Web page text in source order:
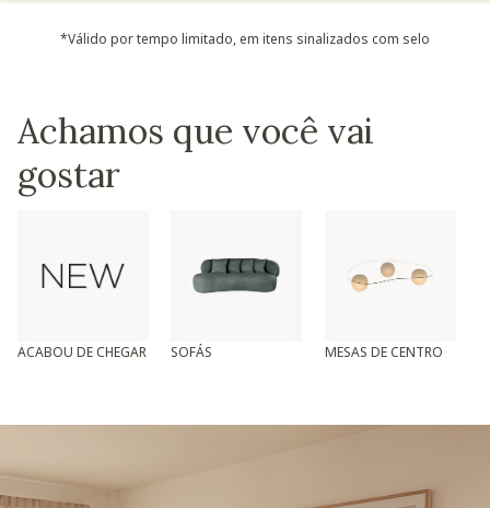
*Válido por tempo limitado, em itens sinalizados com selo
Achamos que você vai
gostar
ACABOU DE CHEGAR SOFÁS MESAS DE CENTRO